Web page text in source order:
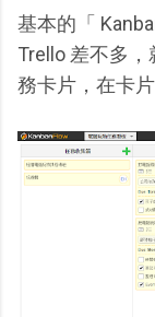
基本的「
Trello 差不多
務卡片，在卡